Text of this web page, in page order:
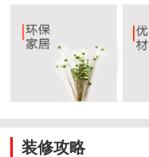
装修攻略